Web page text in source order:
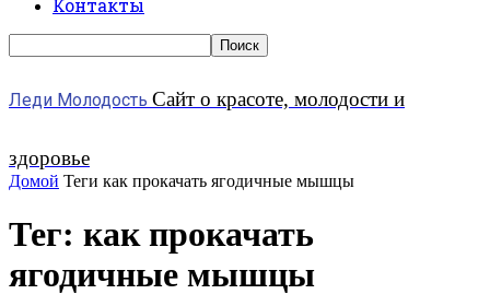
Контакты
Леди Молодость Сайт о красоте, молодости и
здоровье
Домой Теги как прокачать ягодичные мышцы
Тег: как прокачать
ягодичные мышцы